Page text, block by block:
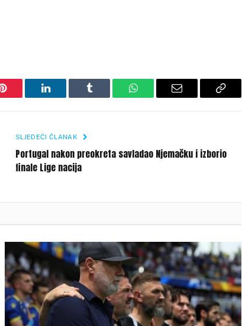
Pinterest LinkedIn Tumblr WhatsAppEmail
Copy
SLJEDEĆI ČLANAK
Portugal nakon preokreta savladao Njemačku i izborio
finale Lige nacija